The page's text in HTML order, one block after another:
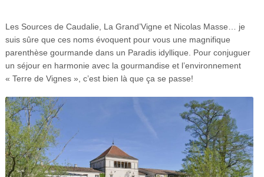
Les Sources de Caudalie, La Grand’Vigne et Nicolas Masse… je
suis sûre que ces noms évoquent pour vous une magnifique
parenthèse gourmande dans un Paradis idyllique. Pour conjuguer
un séjour en harmonie avec la gourmandise et l’environnement
« Terre de Vignes », c’est bien là que ça se passe!